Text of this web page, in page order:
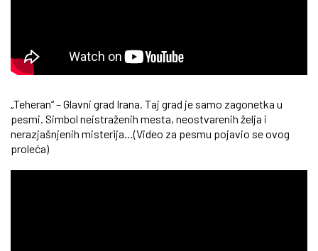
„Teheran“ – Glavni grad Irana. Taj grad je samo zagonetka u
pesmi. Simbol neistraženih mesta, neostvarenih želja i
nerazjašnjenih misterija…(Video za pesmu pojavio se ovog
proleća)